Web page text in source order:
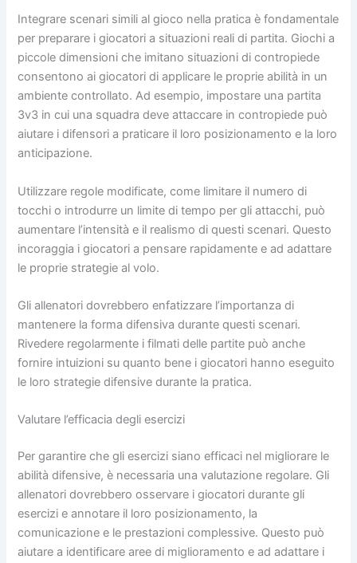
Integrare scenari simili al gioco nella pratica è fondamentale
per preparare i giocatori a situazioni reali di partita. Giochi a
piccole dimensioni che imitano situazioni di contropiede
consentono ai giocatori di applicare le proprie abilità in un
ambiente controllato. Ad esempio, impostare una partita
3v3 in cui una squadra deve attaccare in contropiede può
aiutare i difensori a praticare il loro posizionamento e la loro
anticipazione.
Utilizzare regole modificate, come limitare il numero di
tocchi o introdurre un limite di tempo per gli attacchi, può
aumentare l’intensità e il realismo di questi scenari. Questo
incoraggia i giocatori a pensare rapidamente e ad adattare
le proprie strategie al volo.
Gli allenatori dovrebbero enfatizzare l’importanza di
mantenere la forma difensiva durante questi scenari.
Rivedere regolarmente i filmati delle partite può anche
fornire intuizioni su quanto bene i giocatori hanno eseguito
le loro strategie difensive durante la pratica.
Valutare l’efficacia degli esercizi
Per garantire che gli esercizi siano efficaci nel migliorare le
abilità difensive, è necessaria una valutazione regolare. Gli
allenatori dovrebbero osservare i giocatori durante gli
esercizi e annotare il loro posizionamento, la
comunicazione e le prestazioni complessive. Questo può
aiutare a identificare aree di miglioramento e ad adattare i